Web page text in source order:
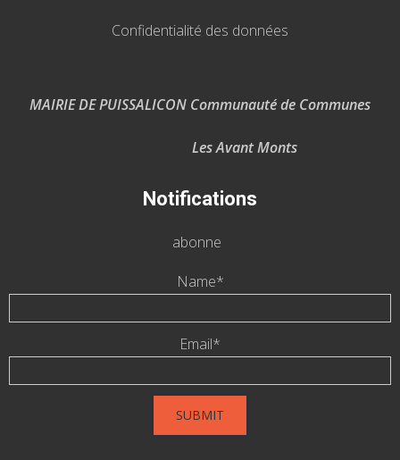
Confidentialité des données
MAIRIE DE PUISSALICON Communauté de Communes
Les Avant Monts
Notifications
abonne
Name*
Email*